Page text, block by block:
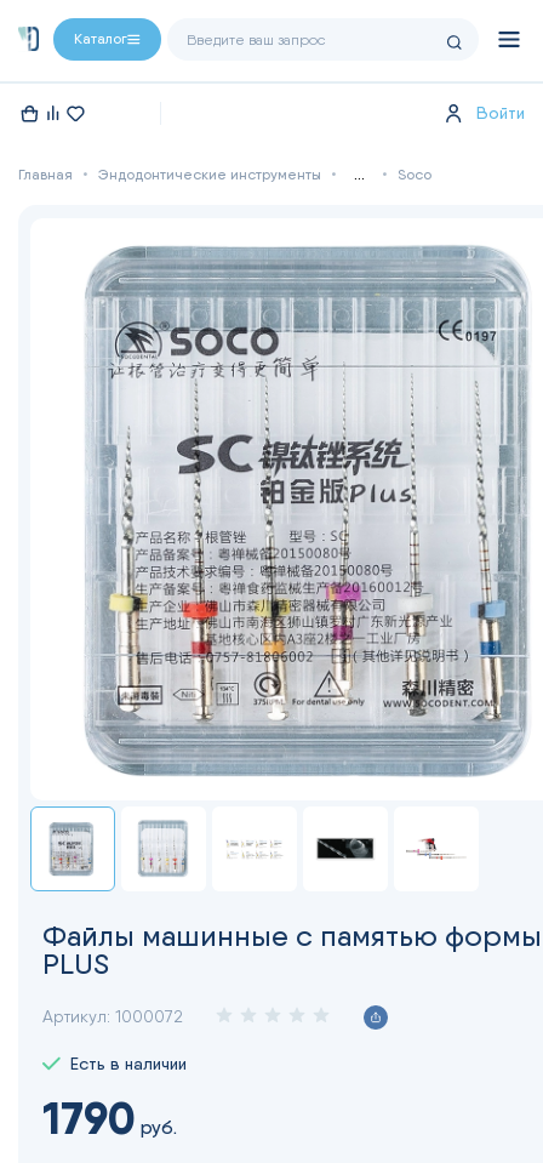
Каталог
Войти
Главная Эндодонтические инструменты ... Soco
Файлы машинные с памятью формы
PLUS
Артикул: 1000072
1790 руб.
Есть в наличии